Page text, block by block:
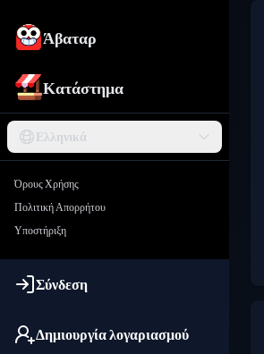
Άβαταρ
Κατάστημα
Ελληνικά
Όρους Χρήσης
Πολιτική Απορρήτου
Υποστήριξη
Σύνδεση
Δημιουργία λογαριασμού